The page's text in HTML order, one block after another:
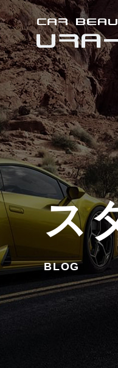
ス
BLOG